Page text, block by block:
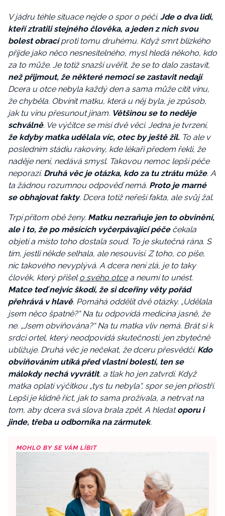
V jádru téhle situace nejde o spor o péči. Jde o dva lidi,
kteří ztratili stejného člověka, a jeden z nich svou
bolest obracíproti tomu druhému. Když smrt blízkého
přijde jako něco nesnesitelného, mysl hledá někoho, kdo
za to může. Je totiž snazší uvěřit, že se to dalo zastavit,
než přijmout, že některé nemoci se zastavit nedají.
Dcera u otce nebyla každý den a sama může cítit vinu,
že chyběla. Obvinit matku, která u něj byla, je způsob,
jak tu vinu přesunout jinam. Většinou se to neděje
schválně. Ve výčitce se mísí dvě věci. Jedna je tvrzení,
že kdyby matka udělala víc, otec by ještě žil. To ale v
posledním stádiu rakoviny, kde lékaři předem řekli, že
naděje není, nedává smysl. Takovou nemoc lepší péče
neporazí. Druhá věc je otázka, kdo za tu ztrátu může. A
ta žádnou rozumnou odpověď nemá. Proto je marné
se obhajovat fakty. Dcera totiž neřeší fakta, ale svůj žal.
Trpí přitom obě ženy. Matku nezraňuje jen to obvinění,
ale i to, že po měsících vyčerpávající péčečekala
objetí a místo toho dostala soud. To je skutečná rána. S
tím, jestli někde selhala, ale nesouvisí. Z toho, co píše,
nic takového nevyplývá. A dcera není zlá, je to taky
člověk, který přišelo svého otcea neumí to unést.
Matce teď nejvíc škodí, že si dceřiny věty pořád
přehrává v hlavě. Pomáhá oddělit dvě otázky. „Udělala
jsem něco špatně?“ Na tu odpovídá medicína jasně, že
ne. „Jsem obviňována?“ Na tu matka vliv nemá. Brát si k
srdci ortel, který neodpovídá skutečnosti, jen zbytečně
ubližuje. Druhá věc je nečekat, že dceru přesvědčí. Kdo
obviňováním utíká před vlastní bolestí, ten se
málokdy nechá vyvrátit, a tlak ho jen zatvrdí. Když
matka oplatí výčitkou „tys tu nebyla“, spor se jen přiostří.
Lepší je klidně říct, jak to sama prožívala, a netrvat na
tom, aby dcera svá slova brala zpět. A hledatoporu i
jinde, třeba u odborníka na zármutek.
MOHLO BY SE VÁM LÍBIT